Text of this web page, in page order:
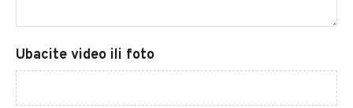
Ubacite video ili foto